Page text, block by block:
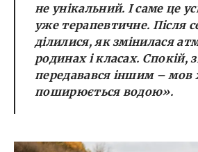
не унікальний. І саме це
уже терапевтичне. Після
ділилися, як змінилася
родинах і класах. Спокій,
передавався іншим – мов
поширюється водою».